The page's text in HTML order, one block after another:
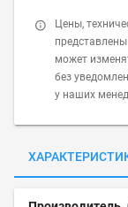
Цены,
может
без
у наших